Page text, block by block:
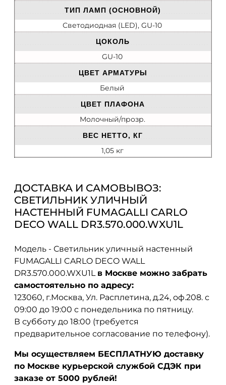
ТИП ЛАМП (ОСНОВНОЙ)
Светодиодная (LED), GU-10
ЦОКОЛЬ
GU-10
ЦВЕТ АРМАТУРЫ
Белый
ЦВЕТ ПЛАФОНА
Молочный/прозр.
ВЕС НЕТТО, КГ
1,05 кг
ДОСТАВКА И САМОВЫВОЗ:
СВЕТИЛЬНИК УЛИЧНЫЙ
НАСТЕННЫЙ FUMAGALLI CARLO
DECO WALL DR3.570.000.WXU1L
Модель - Светильник уличный настенный
FUMAGALLI CARLO DECO WALL
DR3.570.000.WXU1L в Москве можно забрать
самостоятельно по адресу:
123060, г.Москва, Ул. Расплетина, д.24, оф.208. с
09:00 до 19:00 с понедельника по пятницу.
В субботу до 18:00 (требуется
предварительное согласование по телефону).
Мы осуществляем БЕСПЛАТНУЮ доставку
по Москве курьерской службой СДЭК при
заказе от 5000 рублей!